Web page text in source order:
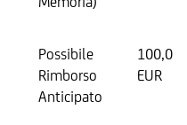
Possibile
Rimborso
Anticipato
100,00
EUR